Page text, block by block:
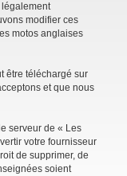
légalement
modifier ces
motos anglaises
être téléchargé sur
et que nous
serveur de « Les
votre fournisseur
de supprimer, de
soient